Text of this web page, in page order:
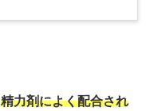
精力剤によく配合され